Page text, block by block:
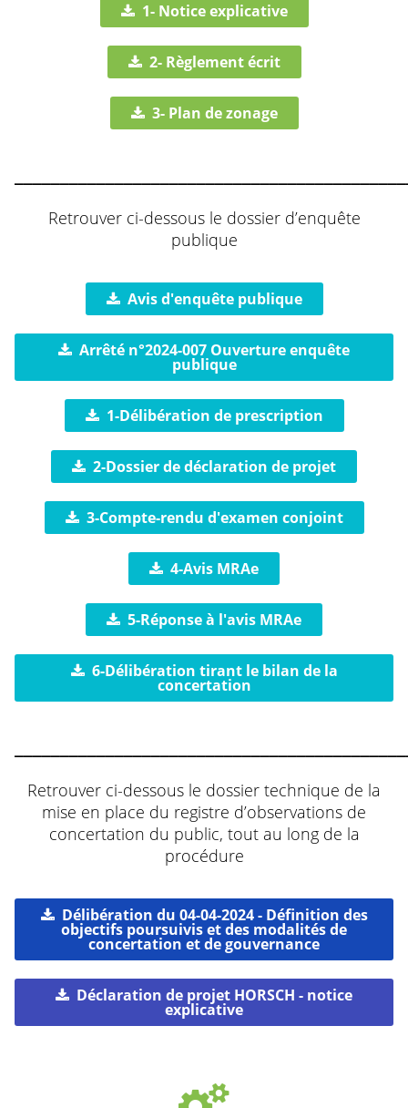
1- Notice explicative
2- Règlement écrit
3- Plan de zonage
Retrouver ci-dessous le dossier d’enquête
publique
Avis d'enquête publique
Arrêté n°2024-007 Ouverture enquête
publique
1-Délibération de prescription
2-Dossier de déclaration de projet
3-Compte-rendu d'examen conjoint
4-Avis MRAe
5-Réponse à l'avis MRAe
6-Délibération tirant le bilan de la
concertation
Retrouver ci-dessous le dossier technique de la
mise en place du registre d’observations de
concertation du public, tout au long de la
procédure
Délibération du 04-04-2024 - Définition des
objectifs poursuivis et des modalités de
concertation et de gouvernance
Déclaration de projet HORSCH - notice
explicative